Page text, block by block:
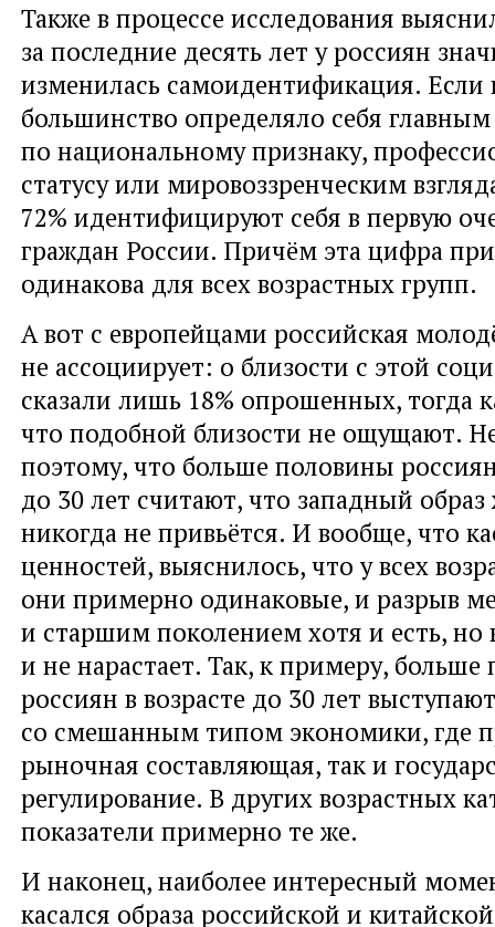
Также в процессе исследования
за последние десять лет у россиян
изменилась самоидентификация. Если
большинство определяло себя
по национальному признаку,
статусу или мировоззренческим
72% идентифицируют себя в первую
граждан России. Причём эта цифра
одинакова для всех возрастных групп.
А вот с европейцами российская
не ассоциирует: о близости с этой
сказали лишь 18% опрошенных, тогда
что подобной близости не ощущают.
поэтому, что больше половины
до 30 лет считают, что западный
никогда не привьётся. И вообще, что
ценностей, выяснилось, что у всех
они примерно одинаковые, и разрыв
и старшим поколением хотя и есть, но
и не нарастает. Так, к примеру,
россиян в возрасте до 30 лет
со смешанным типом экономики, где
рыночная составляющая, так и
регулирование. В других возрастных
показатели примерно те же.
И наконец, наиболее интересный
касался образа российской и